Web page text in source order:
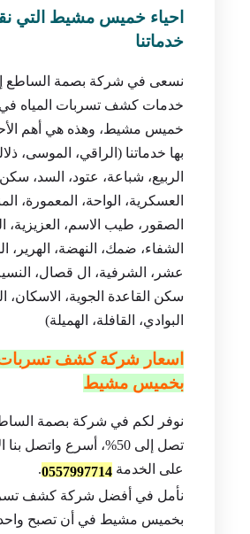
مشيط تقرير معتمد
خدماتنا
نسعى في شركة بصمة الساطع
خدمات كشف تسربات المياه في
خميس مشيط، وهذه هي أهم
بها خدماتنا (الراقي، الموسى،
الربيع، شباعة، عتود، السد، سكن
العسكرية، الواحة، المعمورة،
الصقور، طيب الاسم، العزيزية،
الشفاء، ضمك، النهضة، الهرير،
عشر، الشرفية، ال قصال،
البوادي، القافلة، الهميلة)
بخميس مشيط
نوفر لكم في شركة بصمة
تصل إلى 50%، أسرع واتصل
على الخدمة0557997714
.